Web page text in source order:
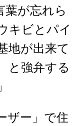
葉が忘れら
キビとパイ
地が出来て
と強弁する
ザー」で住